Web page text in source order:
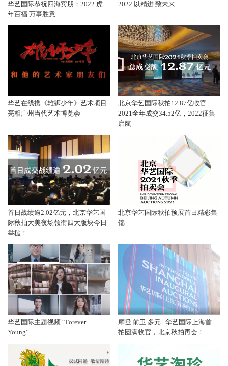
华艺国际恭祝四海宾朋：2022 虎
年百福 万事胜意
2022 以精进 致未来
华艺在线携《雄狮少年》艺术项目
亮相广州当代艺术博览会
北京华艺国际秋拍12.87亿收官 |
2021全年成交34.52亿，2022征集
启航
首日战绩逾2.02亿元，北京华艺国
际秋拍大美夜场领衔四大版块今日
举槌！
北京华艺国际秋拍预展首日精彩集
锦
华艺国际主题视频 “Forever
Young”
摩登 前卫 多元 | 华艺国际上海首
拍圆满收官，北京秋拍再会！